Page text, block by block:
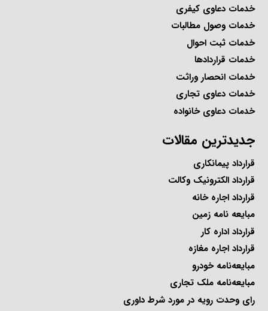
خدمات دعاوی کیفری
خدمات وصول مطالبات
خدمات ثبت احوال
خدمات قراردادها
خدمات انحصار وراثت
خدمات دعاوی تجاری
خدمات دعاوی خانواده
جدیدترین مقالات
قرارداد پیمانکاری
قرارداد الکترونیک وکالت
قرارداد اجاره خانه
مبایعه نامه زمین
قرارداد اداره کار
قرارداد اجاره مغازه
مبایعه‌نامه خودرو
مبایعه‌نامه ملک تجاری
رای وحدت رویه در مورد شرط داوری